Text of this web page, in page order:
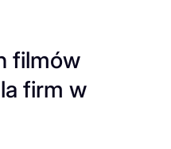
filmów
firm w